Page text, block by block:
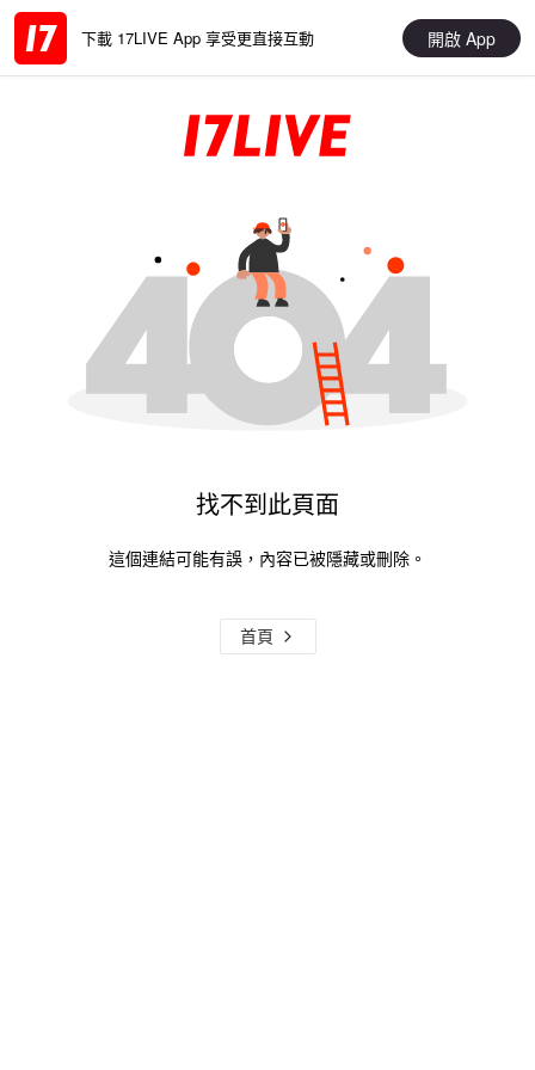
下載 17LIVE App 享受更直接互動 開啟 App
找不到此頁面
這個連結可能有誤，內容已被隱藏或刪除。
首頁